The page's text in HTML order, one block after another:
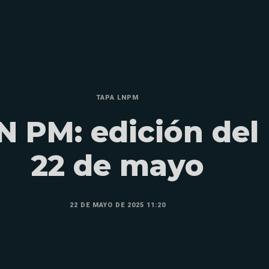
TAPA LNPM
PM: edición del
22 de mayo
22 DE MAYO DE 2025 11:20